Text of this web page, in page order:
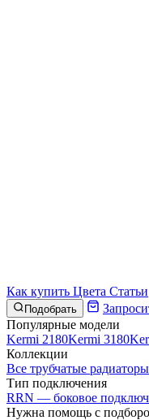
Как купить Цвета Статьи
Подобрать
Популярные модели
Kermi 2180Kermi 3180
Коллекции
Все трубчатые радиаторы
Тип подключения
RRN — боковое
Нужна помощь с